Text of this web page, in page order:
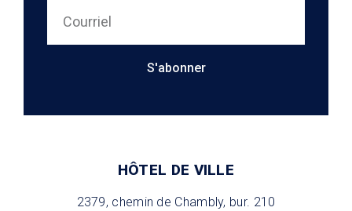
S'abonner
HÔTEL DE VILLE
2379, chemin de Chambly, bur. 210